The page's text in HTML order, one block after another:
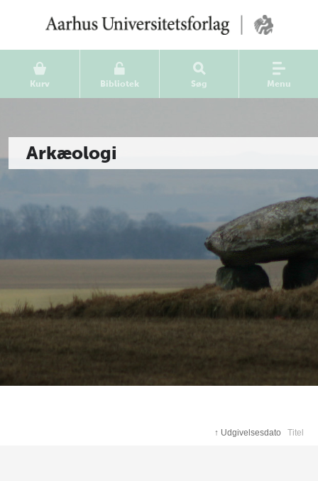
Kurv Bibliotek Søg Menu
Arkæologi
↑ Udgivelsesdato Titel